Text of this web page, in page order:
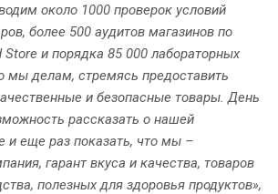
около 1000 проверок условий
более 500 аудитов магазинов по
Store и порядка 85 000 лабораторных
мы делам, стремясь предоставить
и безопасные товары. День
рассказать о нашей
и еще раз показать, что мы –
гарант вкуса и качества, товаров
полезных для здоровья продуктов»,